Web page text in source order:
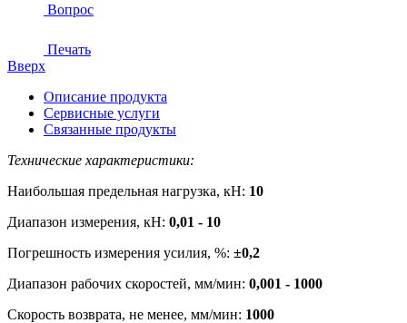
Вопрос
Печать
Вверх
Описание продукта
Сервисные услуги
Связанные продукты
Технические характеристики:
Наибольшая предельная нагрузка, кН: 10
Диапазон измерения, кН: 0,01 - 10
Погрешность измерения усилия, %: ±0,2
Диапазон рабочих скоростей, мм/мин: 0,001 - 1000
Скорость возврата, не менее, мм/мин: 1000